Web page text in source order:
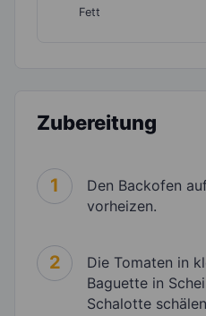
Fett
Zubereitung
1
Den Backofen
vorheizen.
2
Die Tomaten in
Baguette in
Schalotte